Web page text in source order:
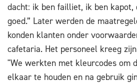
dacht: ik ben failliet, ik ben
goed.” Later werden de
konden klanten onder
cafetaria. Het personeel kreeg
"We werkten met kleurcodes om
elkaar te houden en na gebruik